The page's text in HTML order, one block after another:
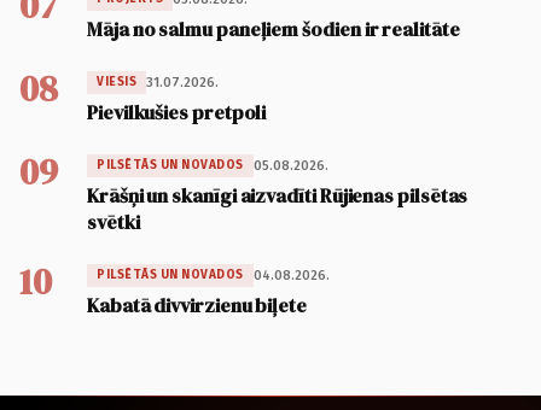
Māja no salmu paneļiem šodien ir realitāte
08 VIESIS 31.07.2026.
Pievilkušies pretpoli
09 PILSĒTĀS UN NOVADOS 05.08.2026.
Krāšņi un skanīgi aizvadīti Rūjienas pilsētas
svētki
10 PILSĒTĀS UN NOVADOS 04.08.2026.
Kabatā divvirzienu biļete